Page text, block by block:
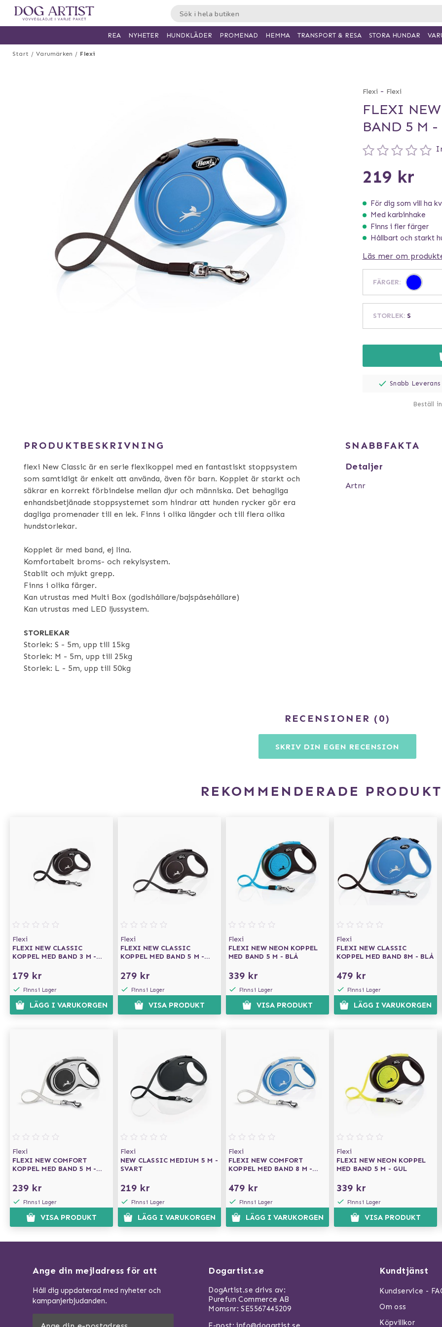
Start Varumärken Flexi
Flexi - Flexi
FLEXI
BAND 5 M -
219 kr
För dig som vill ha
Med karbinhake
Finns i fler färger
Hållbart och starkt
Läs mer om
FÄRGER:
STORLEK: S
Snabb Leverans
Beställ
PRODUKTBESKRIVNING
flexi New Classic är en serie flexikoppel med en fantastiskt stoppsystem
som samtidigt är enkelt att använda, även för barn. Kopplet är starkt och
säkrar en korrekt förbindelse mellan djur och människa. Det behagliga
enhandsbetjänade stoppsystemet som hindrar att hunden rycker gör era
dagliga promenader till en lek. Finns i olika längder och till flera olika
hundstorlekar.
Kopplet är med band, ej lina.
Komfortabelt broms- och rekylsystem.
Stabilt och mjukt grepp.
Finns i olika färger.
Kan utrustas med Multi Box (godishållare/bajspåsehållare)
Kan utrustas med LED ljussystem.
STORLEKAR
Storlek: S - 5m, upp till 15kg
Storlek: M - 5m, upp till 25kg
Storlek: L - 5m, upp till 50kg
SNABBFAKTA
Detaljer
Artnr
RECENSIONER 0
SKRIV DIN EGEN RECENSION
REKOMMENDERADE
Flexi
FLEXI NEW CLASSIC
KOPPEL MED BAND 3 M -
179 kr
Finns i Lager
LÄGG I VARUKORGEN
Flexi
FLEXI NEW CLASSIC
KOPPEL MED BAND 5 M -
279 kr
Finns i Lager
VISA PRODUKT
Flexi
FLEXI NEW NEON KOPPEL
MED BAND 5 M - BLÅ
339 kr
Finns i Lager
VISA PRODUKT
Flexi
FLEXI NEW CLASSIC
KOPPEL MED BAND 8M - BLÅ
479 kr
Finns i Lager
LÄGG I VARUKORGEN
Flexi
FLEXI NEW COMFORT
KOPPEL MED BAND 5 M -
239 kr
Finns i Lager
VISA PRODUKT
Flexi
NEW CLASSIC MEDIUM 5 M -
SVART
219 kr
Finns i Lager
LÄGG I VARUKORGEN
Flexi
FLEXI NEW COMFORT
KOPPEL MED BAND 8 M -
479 kr
Finns i Lager
LÄGG I VARUKORGEN
Flexi
FLEXI NEW NEON KOPPEL
MED BAND 5 M - GUL
339 kr
Finns i Lager
VISA PRODUKT
REA NYHETER HUNDKLÄDER PROMENAD HEMMA TRANSPORT & RESA STORA HUNDAR
Ange din mejladress för att
Håll dig uppdaterad med nyheter och
kampanjerbjudanden.
Dogartist.se
DogArtist.se drivs av:
Purefun Commerce AB
Momsnr: SE5567445209
Kundtjänst
Kundservice -
Om oss
Köpvillkor